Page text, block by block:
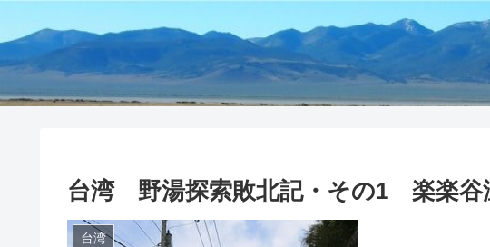
台湾 野湯探索敗北記・その1 楽楽谷
台湾